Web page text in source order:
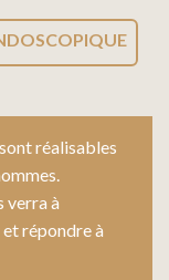
réalisables
verra à
répondre à